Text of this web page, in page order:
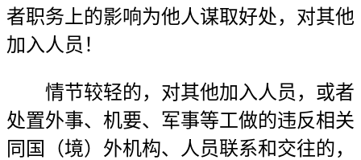
者职务上的影响为他人谋取好处，对其他
加入人员！
情节较轻的，对其他加入人员，或者
处置外事、机要、军事等工做的违反相关
同国（境）外机构、人员联系和交往的，